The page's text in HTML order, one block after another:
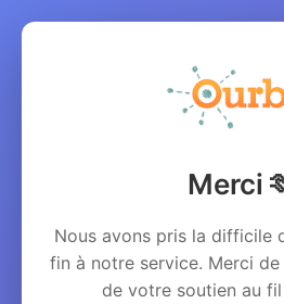
Merci
Nous avons pris la difficile
fin à notre service. Merci
de votre soutien au fil